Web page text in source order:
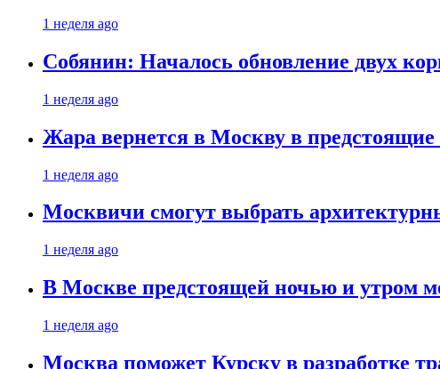
1 неделя ago
Собянин: Началось обновление двух
1 неделя ago
Жара вернется в Москву в
1 неделя ago
Москвичи смогут выбрать
1 неделя ago
В Москве предстоящей ночью и утром
1 неделя ago
Москва поможет Курску в разработке